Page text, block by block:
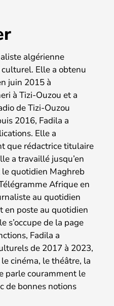
algérienne
Elle a obtenu
juin 2015 à
à Tizi-Ouzou et a
de Tizi-Ouzou
2016, Fadila a
Elle a
que rédactrice titulaire
a travaillé jusqu’en
quotidien Maghreb
Afrique en
au quotidien
en poste au quotidien
s’occupe de la page
Fadila a
de 2017 à 2023,
cinéma, le théâtre, la
parle couramment le
de bonnes notions